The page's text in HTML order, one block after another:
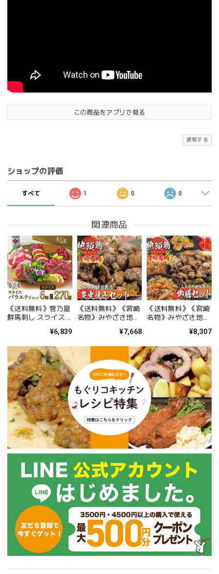
この商品をアプリで見る
通報する
ショップの評価
すべて 1 0 0
関連商品
《送料無料》菅乃屋
鮮馬刺し スライス 6
¥6,839
《送料無料》《宮崎
名物》みやざき地頭
¥7,668
《送料無料》《宮崎
名物》みやざき地頭
¥8,307